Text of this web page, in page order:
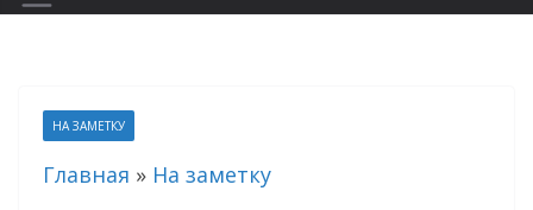
НА ЗАМЕТКУ
Главная » На заметку